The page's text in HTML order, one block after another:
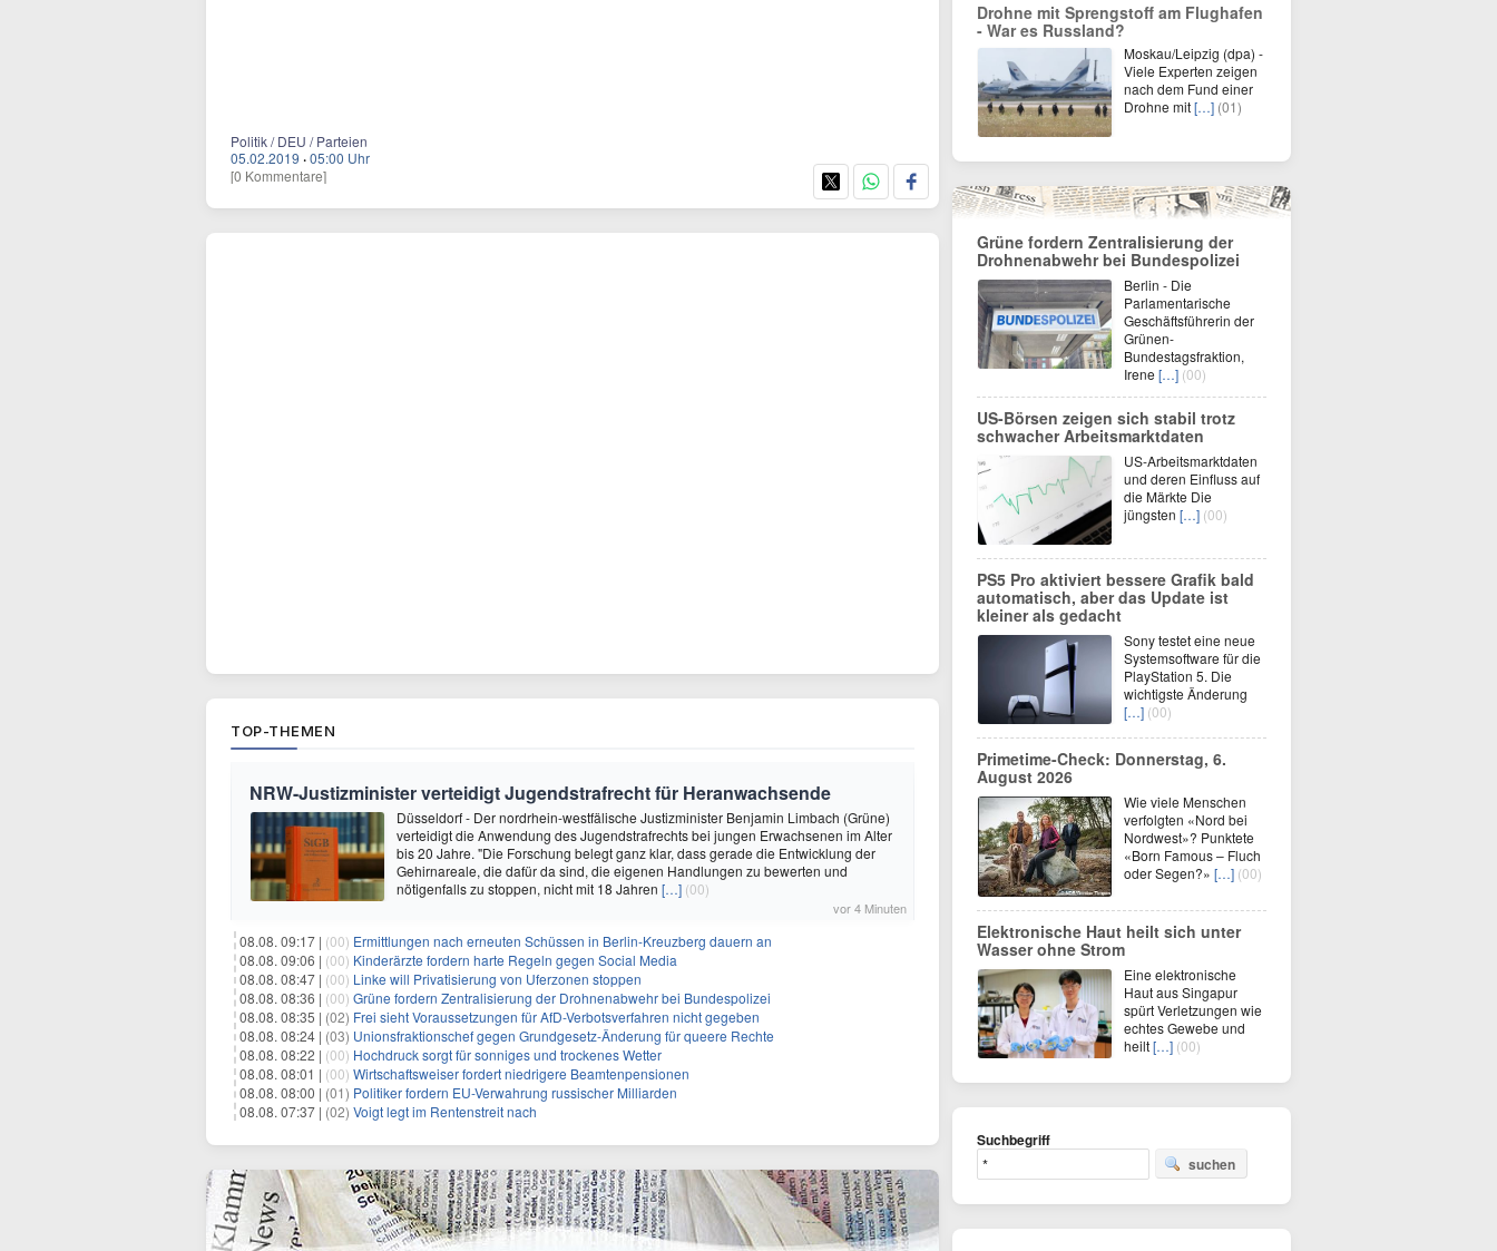
Politik / DEU / Parteien
05.02.2019 ·05:00 Uhr
[0 Kommentare]
TOP-THEMEN
NRW-Justizminister verteidigt Jugendstrafrecht für Heranwachsende
Düsseldorf - Der nordrhein-westfälische Justizminister Benjamin Limbach (Grüne)
verteidigt die Anwendung des Jugendstrafrechts bei jungen Erwachsenen im Alter
bis 20 Jahre. "Die Forschung belegt ganz klar, dass gerade die Entwicklung der
Gehirnareale, die dafür da sind, die eigenen Handlungen zu bewerten und
nötigenfalls zu stoppen, nicht mit 18 Jahren […] (00)
vor 4 Minuten
08.08. 09:17 | (00) Ermittlungen nach erneuten Schüssen in Berlin-Kreuzberg dauern an
08.08. 09:06 | (00) Kinderärzte fordern harte Regeln gegen Social Media
08.08. 08:47 | (00) Linke will Privatisierung von Uferzonen stoppen
08.08. 08:36 | (00) Grüne fordern Zentralisierung der Drohnenabwehr bei Bundespolizei
08.08. 08:35 | (02) Frei sieht Voraussetzungen für AfD-Verbotsverfahren nicht gegeben
08.08. 08:24 | (03) Unionsfraktionschef gegen Grundgesetz-Änderung für queere Rechte
08.08. 08:22 | (00) Hochdruck sorgt für sonniges und trockenes Wetter
08.08. 08:01 | (00) Wirtschaftsweiser fordert niedrigere Beamtenpensionen
08.08. 08:00 | (01) Politiker fordern EU-Verwahrung russischer Milliarden
08.08. 07:37 | (02) Voigt legt im Rentenstreit nach
Drohne mit Sprengstoff am Flughafen
- War es Russland?
Moskau/Leipzig (dpa) -
Viele Experten zeigen
nach dem Fund einer
Drohne mit[…] (01)
Grüne fordern Zentralisierung der
Drohnenabwehr bei Bundespolizei
Berlin - Die
Parlamentarische
Geschäftsführerin der
Grünen-
Bundestagsfraktion,
Irene […] (00)
US-Börsen zeigen sich stabil trotz
schwacher Arbeitsmarktdaten
US-Arbeitsmarktdaten
und deren Einfluss auf
die Märkte Die
jüngsten […] (00)
PS5 Pro aktiviert bessere Grafik bald
automatisch, aber das Update ist
kleiner als gedacht
Sony testet eine neue
Systemsoftware für die
PlayStation 5. Die
wichtigste Änderung
[…] (00)
Primetime-Check: Donnerstag, 6.
August 2026
Wie viele Menschen
verfolgten «Nord bei
Nordwest»? Punktete
«Born Famous – Fluch
oder Segen?» […] (00)
Elektronische Haut heilt sich unter
Wasser ohne Strom
Eine elektronische
Haut aus Singapur
spürt Verletzungen wie
echtes Gewebe und
heilt[…] (00)
Suchbegriff
suchen